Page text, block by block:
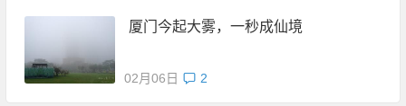
厦门今起大雾，一秒成仙境
02月06日 2